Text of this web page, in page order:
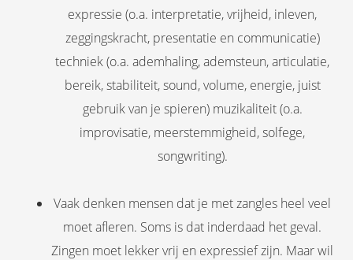
expressie (o.a. interpretatie, vrijheid, inleven,
zeggingskracht, presentatie en communicatie)
techniek (o.a. ademhaling, ademsteun, articulatie,
bereik, stabiliteit, sound, volume, energie, juist
gebruik van je spieren) muzikaliteit (o.a.
improvisatie, meerstemmigheid, solfege,
songwriting).
Vaak denken mensen dat je met zangles heel veel
moet afleren. Soms is dat inderdaad het geval.
Zingen moet lekker vrij en expressief zijn. Maar wil